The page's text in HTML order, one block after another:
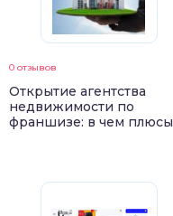
0 отзывов
Открытие агентства
недвижимости по
франшизе: в чем плюсы